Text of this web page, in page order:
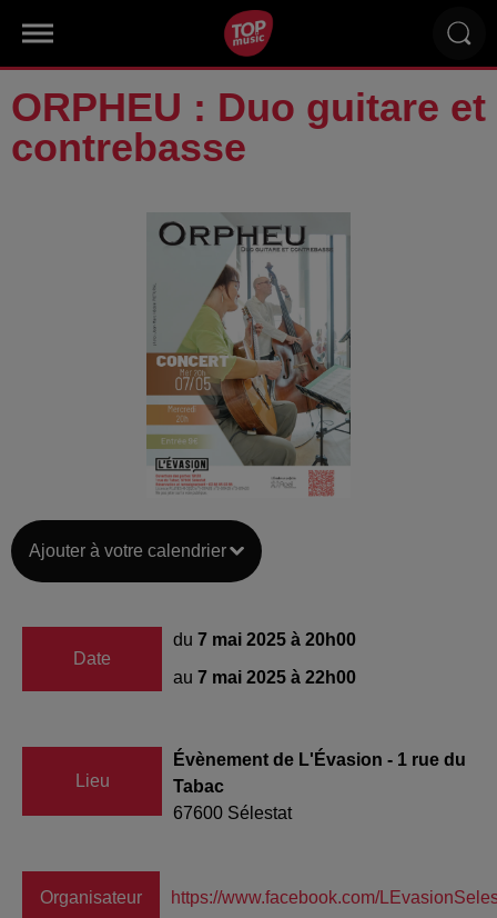
ORPHEU : Duo guitare et
contrebasse
Ajouter à votre calendrier
Date
du 7 mai 2025 à 20h00
au 7 mai 2025 à 22h00
Lieu
Évènement de L'Évasion - 1 rue du
Tabac
67600 Sélestat
Organisateur https://www.facebook.com/